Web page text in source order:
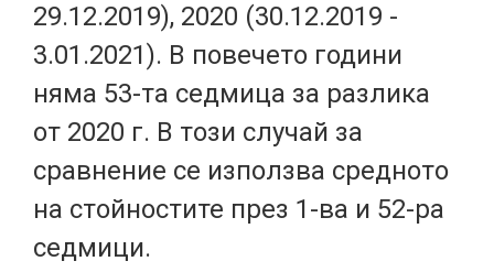
29.12.2019), 2020 (30.12.2019 -
3.01.2021). В повечето години
няма 53-та седмица за разлика
от 2020 г. В този случай за
сравнение се използва средното
на стойностите през 1-ва и 52-ра
седмици.